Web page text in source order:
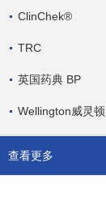
ClinChek®
TRC
英国药典 BP
Wellington威灵顿
查看更多